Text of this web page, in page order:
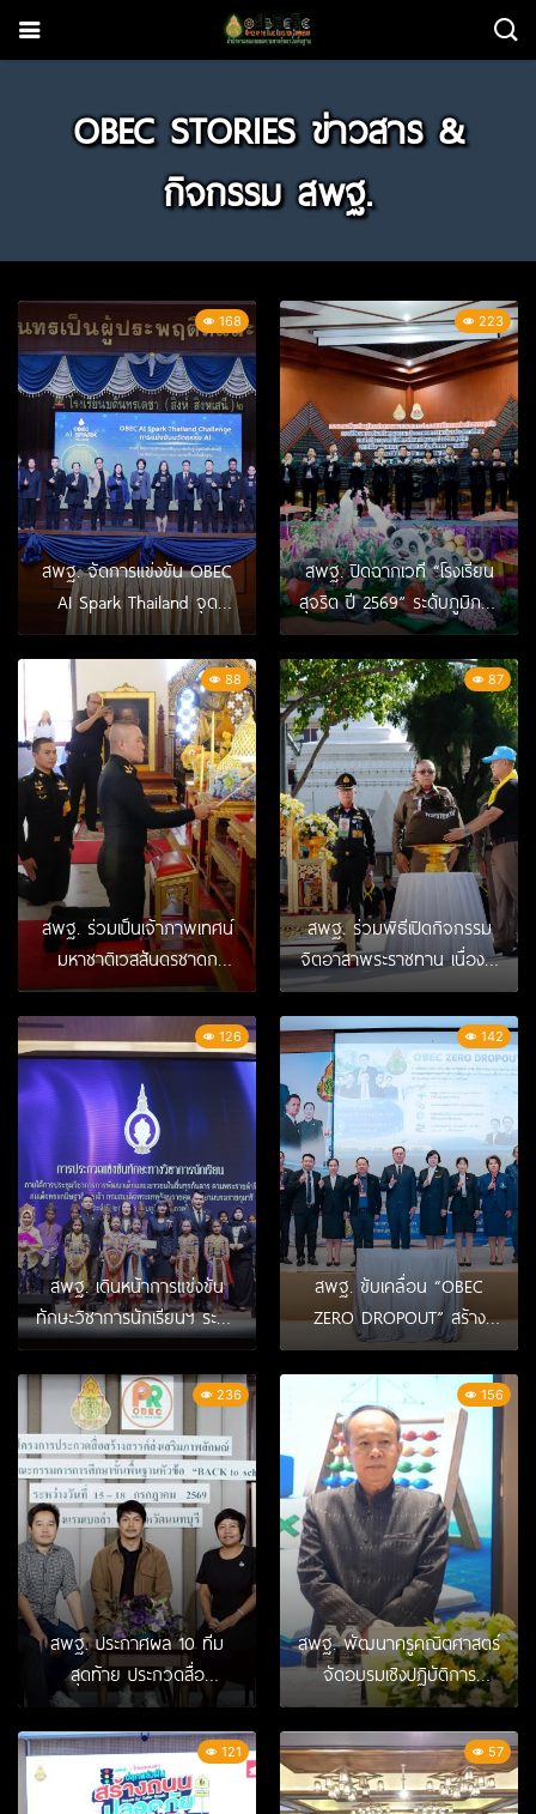
OBEC STORIES ข่าวสาร &
กิจกรรม สพฐ.
168
สพฐ. จัดการแข่งขัน OBEC
AI Spark Thailand จุด
ประกายเยาวชนไทยสู่การเป็น
นักนวัตกรรม AI
223
สพฐ. ปิดฉากเวที “โรงเรียน
สุจริต ปี 2569” ระดับภูมิภาค
จุดที่ 5 ภาคเหนือ เดินหน้า
ต่อยอดผลงานสู่เวทีระดับ
ประเทศ
88
สพฐ. ร่วมเป็นเจ้าภาพเทศน์
มหาชาติเวสสันดรชาดก
กัณฑ์ที่ 10 สักกบรรพกัณฑ์ที่
11 มหาราช ณ วัดมหาธาตุ
ยุวราชรังสฤษฎิ์
กรุงเทพมหานคร
87
สพฐ. ร่วมพิธีเปิดกิจกรรม
จิตอาสาพระราชทาน เนื่องใน
โอกาสวันเฉลิม
พระชนมพรรษา พระบาท
สมเด็จพระเจ้าอยู่หัว 28
กรกฎาคม 2569
126
สพฐ. เดินหน้าการแข่งขัน
ทักษะวิชาการนักเรียนฯ ระดับ
ประจำปี 2569 เปิดเวทีเสริม
สร้างศักยภาพผู้เรียนอย่าง
สมดุลทั้งด้านพลศึกษา พุทธิ
ศึกษา จริยศึกษา และ
หัตถศึกษา
142
สพฐ. ขับเคลื่อน “OBEC
ZERO DROPOUT” สร้าง
ความเข้าใจการจัดการศึกษา
ที่ยืดหยุ่น 1 โรงเรียน 3 รูป
แบบ มุ่งลดเด็กหลุดออกจาก
ระบบการศึกษาในพื้นที่ภาค
กลาง
236
สพฐ. ประกาศผล 10 ทีม
สุดท้าย ประกวดสื่อ
สร้างสรรค์ “BACK to
School” พร้อมชวนร่วม
โหวตเลือกคลิป-ภาพถ่ายโดน
ใจ โชว์พลังสร้างสรรค์คนรุ่น
156
สพฐ. พัฒนาครูคณิตศาสตร์
จัดอบรมเชิงปฏิบัติการ
“เลขคณิตคิดเร็วด้วยเวท
คณิต” เสริมทักษะการจัดการ
เรียนรู้ เตรียมผู้เรียนสู่
ศตวรรษที่ 21
121 57